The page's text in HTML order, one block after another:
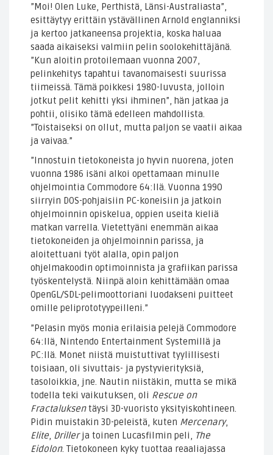
”Moi! Olen Luke, Perthistä, Länsi-Australiasta”,
esittäytyy erittäin ystävällinen Arnold englanniksi
ja kertoo jatkaneensa projektia, koska haluaa
saada aikaiseksi valmiin pelin soolokehittäjänä.
”Kun aloitin protoilemaan vuonna 2007,
pelinkehitys tapahtui tavanomaisesti suurissa
tiimeissä. Tämä poikkesi 1980-luvusta, jolloin
jotkut pelit kehitti yksi ihminen”, hän jatkaa ja
pohtii, olisiko tämä edelleen mahdollista.
”Toistaiseksi on ollut, mutta paljon se vaatii aikaa
ja vaivaa.”
”Innostuin tietokoneista jo hyvin nuorena, joten
vuonna 1986 isäni alkoi opettamaan minulle
ohjelmointia Commodore 64:llä. Vuonna 1990
siirryin DOS-pohjaisiin PC-koneisiin ja jatkoin
ohjelmoinnin opiskelua, oppien useita kieliä
matkan varrella. Vietettyäni enemmän aikaa
tietokoneiden ja ohjelmoinnin parissa, ja
aloitettuani työt alalla, opin paljon
ohjelmakoodin optimoinnista ja grafiikan parissa
työskentelystä. Niinpä aloin kehittämään omaa
OpenGL/SDL-pelimoottoriani luodakseni puitteet
omille peliprototyypeilleni.”
”Pelasin myös monia erilaisia pelejä Commodore
64:llä, Nintendo Entertainment Systemillä ja
PC:llä. Monet niistä muistuttivat tyylillisesti
toisiaan, oli sivuttais- ja pystyvierityksiä,
tasoloikkia, jne. Nautin niistäkin, mutta se mikä
todella teki vaikutuksen, oli Rescue on
Fractaluksentäysi 3D-vuoristo yksityiskohtineen.
Pidin muistakin 3D-peleistä, kuten Mercenary,
Elite, Drillerja toinen Lucasfilmin peli, The
Eidolon. Tietokoneen kyky tuottaa reaaliajassa